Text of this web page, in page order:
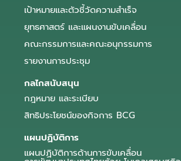
เป้าหมายและตัวชี้วัดความสำเร็จ
ยุทธศาสตร์ และแผนงานขับเคลื่อน
คณะกรรมการและคณะอนุกรรมการ
รายงานการประชุม
กลไกสนับสนุน
กฎหมาย และระเบียบ
สิทธิประโยชน์ของกิจการ BCG
แผนปฏิบัติการ
แผนปฏิบัติการด้านการขับเคลื่อน